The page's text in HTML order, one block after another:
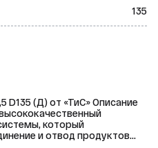
135
от «ТиС» Описание
который
и отвод продуктов